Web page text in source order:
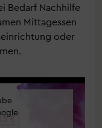
Bedarf Nachhilfe
Mittagessen
oder